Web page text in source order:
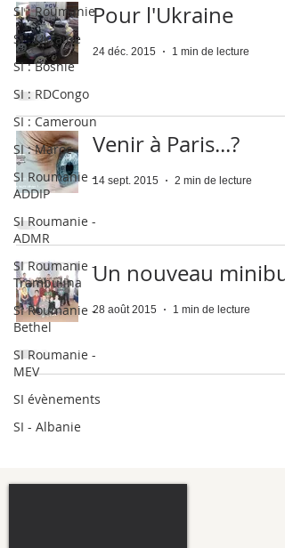
SI : Roumanie
SI : Ukraine
SI : Bosnie
SI : RDCongo
SI : Cameroun
SI : Maroc
SI Roumanie -
ADDIP
SI Roumanie -
ADMR
SI Roumanie -
Trambulina
SI Roumanie -
Bethel
SI Roumanie -
MEV
SI évènements
SI - Albanie
Pour l'Ukraine
24 déc. 2015 1 min de lecture
Venir à Paris...?
14 sept. 2015 2 min de lecture
Un nouveau minibus
28 août 2015 1 min de lecture